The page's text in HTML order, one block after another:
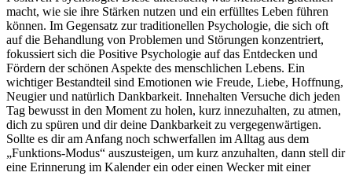
macht, wie sie ihre Stärken nutzen und ein erfülltes Leben führen
können. Im Gegensatz zur traditionellen Psychologie, die sich oft
auf die Behandlung von Problemen und Störungen konzentriert,
fokussiert sich die Positive Psychologie auf das Entdecken und
Fördern der schönen Aspekte des menschlichen Lebens. Ein
wichtiger Bestandteil sind Emotionen wie Freude, Liebe, Hoffnung,
Neugier und natürlich Dankbarkeit. Innehalten Versuche dich jeden
Tag bewusst in den Moment zu holen, kurz innezuhalten, zu atmen,
dich zu spüren und dir deine Dankbarkeit zu vergegenwärtigen.
Sollte es dir am Anfang noch schwerfallen im Alltag aus dem
„Funktions-Modus“ auszusteigen, um kurz anzuhalten, dann stell dir
eine Erinnerung im Kalender ein oder einen Wecker mit einer